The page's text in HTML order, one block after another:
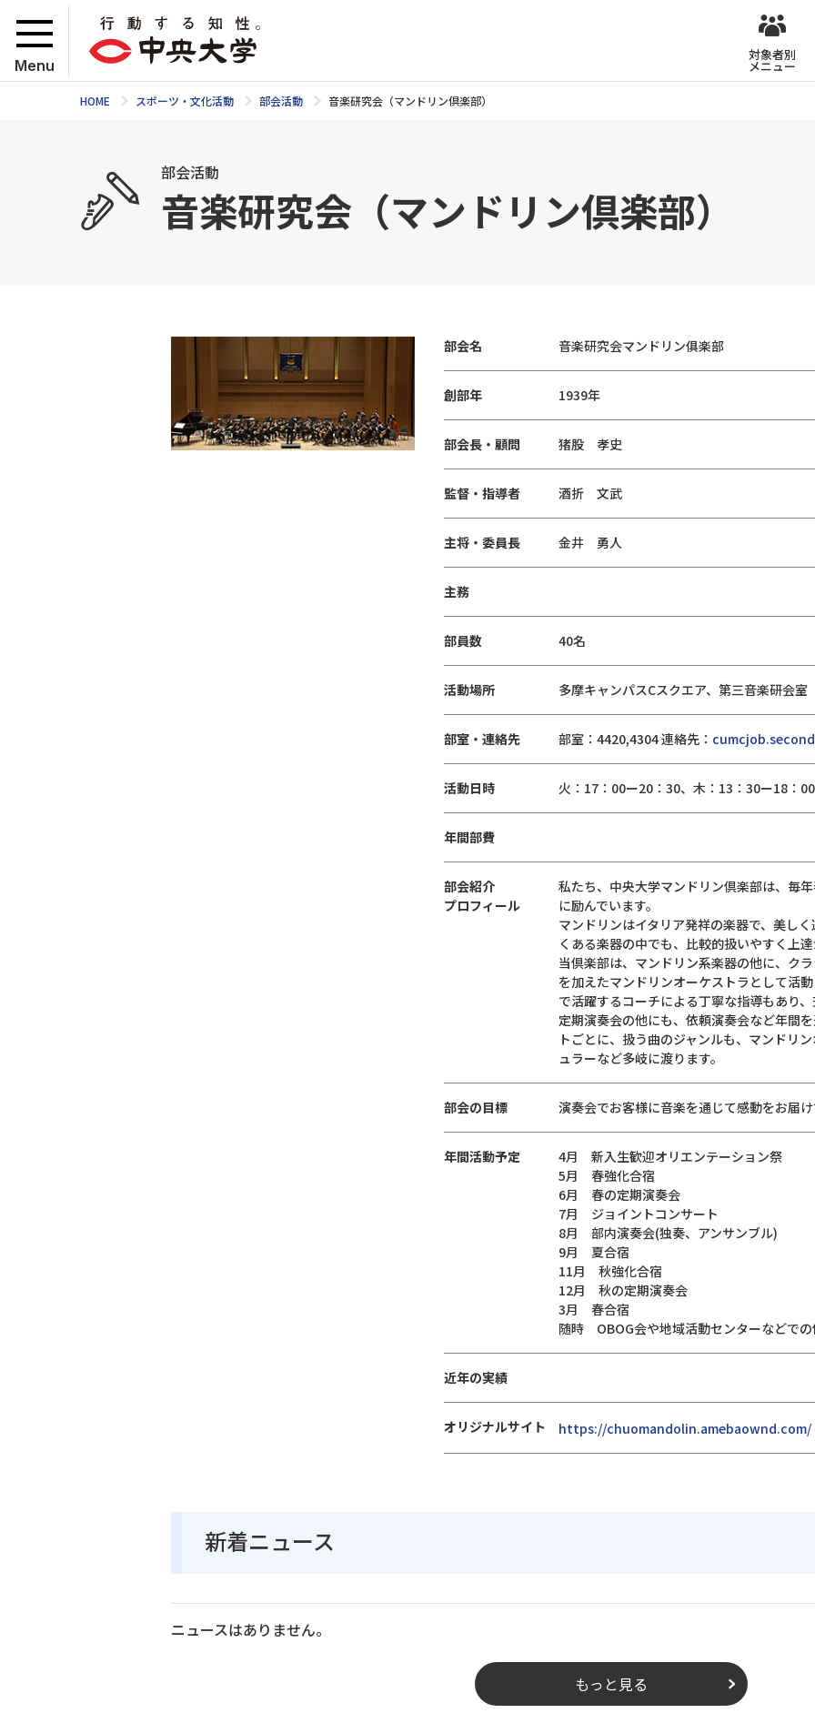
Menu
対象者別
メニュー
HOME スポーツ・文化活動 部会活動 音楽研究会（マンドリン倶楽部）
部会活動
音楽研究会（マンドリン倶楽部）
部会名 音楽研究会マンドリン俱楽部
創部年 1939年
部会長・顧問 猪股 孝史
監督・指導者 酒折 文武
主将・委員長 金井 勇人
主務
部員数 40名
活動場所 多摩キャンパスCスクエア、第三音楽研会室
部室・連絡先 部室：4420,4304 連絡先：
活動日時 火：17：00ー20：30、木：13：30ー18：
年間部費
部会紹介
プロフィール
私たち、中央大学マンドリン倶楽部は、毎
に励んでいます。
マンドリンはイタリア発祥の楽器で、美し
くある楽器の中でも、比較的扱いやすく上
当倶楽部は、マンドリン系楽器の他に、ク
を加えたマンドリンオーケストラとして活
で活躍するコーチによる丁寧な指導もあり
定期演奏会の他にも、依頼演奏会など年間
トごとに、扱う曲のジャンルも、マンドリ
ュラーなど多岐に渡ります。
部会の目標 演奏会でお客様に音楽を通じて感動をお届
年間活動予定
4月 新入生歓迎オリエンテーション祭
5月 春強化合宿
6月 春の定期演奏会
7月 ジョイントコンサート
8月 部内演奏会(独奏、アンサンブル)
9月 夏合宿
11月 秋強化合宿
12月 秋の定期演奏会
3月 春合宿
随時 OBOG会や地域活動センターなどで
近年の実績
オリジナルサイト https://chuomandolin.amebaownd.com/
新着ニュース
ニュースはありません。
もっと見る